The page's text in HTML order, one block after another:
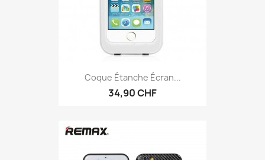
Coque Étanche Écran...
34,90 CHF